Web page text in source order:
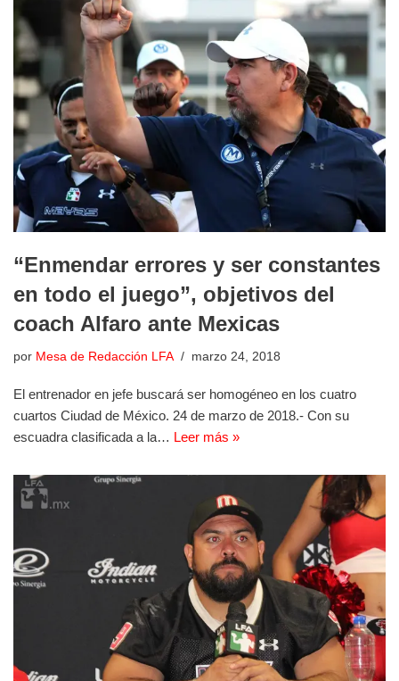
“Enmendar errores y ser constantes
en todo el juego”, objetivos del
coach Alfaro ante Mexicas
por Mesa de Redacción LFA marzo 24, 2018
El entrenador en jefe buscará ser homogéneo en los cuatro
cuartos Ciudad de México. 24 de marzo de 2018.- Con su
escuadra clasificada a la… Leer más »